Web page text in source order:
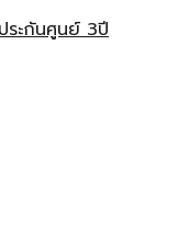
ระกันศูนย์ 3ปี